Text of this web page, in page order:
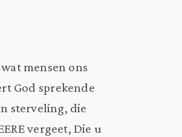
mensen ons
God sprekende
sterveling, die
vergeet, Die u